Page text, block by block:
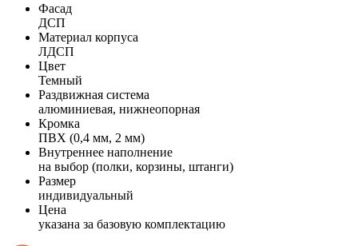
Фасад
ДСП
Материал корпуса
ЛДСП
Цвет
Темный
Раздвижная система
алюминиевая, нижнеопорная
Кромка
ПВХ (0,4 мм, 2 мм)
Внутреннее наполнение
на выбор (полки, корзины, штанги)
Размер
индивидуальный
Цена
указана за базовую комплектацию